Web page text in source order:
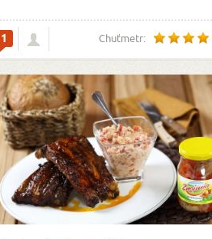
1 Chuťmetr: